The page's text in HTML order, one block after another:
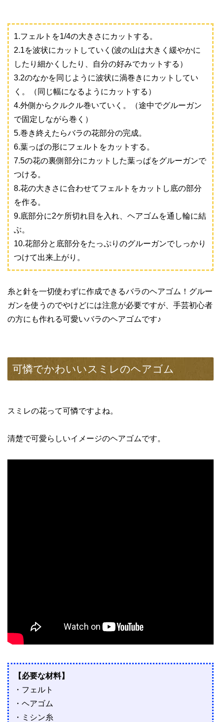
1.フェルトを1/4の大きさにカットする。
2.1を波状にカットしていく(波の山は大きく緩やかに
したり細かくしたり、自分の好みでカットする）
3.2のなかを同じように波状に渦巻きにカットしてい
く。（同じ幅になるようにカットする）
4.外側からクルクル巻いていく。（途中でグルーガン
で固定しながら巻く）
5.巻き終えたらバラの花部分の完成。
6.葉っぱの形にフェルトをカットする。
7.5の花の裏側部分にカットした葉っぱをグルーガンで
つける。
8.花の大きさに合わせてフェルトをカットし底の部分
を作る。
9.底部分に2ケ所切れ目を入れ、ヘアゴムを通し輪に結
ぶ。
10.花部分と底部分をたっぷりのグルーガンでしっかり
つけて出来上がり。
糸と針を一切使わずに作成できるバラのヘアゴム！グルー
ガンを使うのでやけどには注意が必要ですが、手芸初心者
の方にも作れる可愛いバラのヘアゴムです♪
可憐でかわいいスミレのヘアゴム
スミレの花って可憐ですよね。
清楚で可愛らしいイメージのヘアゴムです。
【必要な材料】
・フェルト
・ヘアゴム
・ミシン糸